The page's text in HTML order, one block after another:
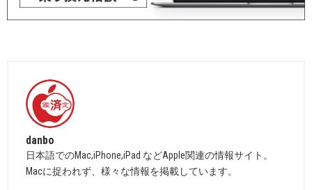
danbo
日本語でのMac,iPhone,iPad などApple関連の情報サイト。
Macに捉われず、様々な情報を掲載しています。